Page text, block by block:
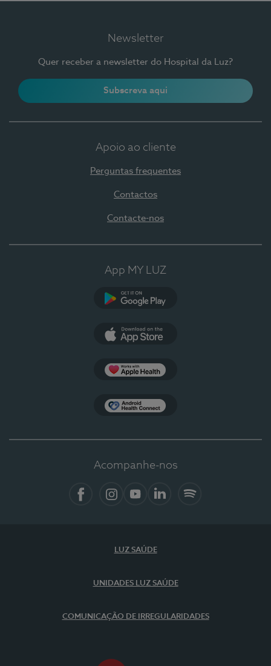
Newsletter
Quer receber a newsletter do Hospital da Luz?
Subscreva aqui
Apoio ao cliente
Perguntas frequentes
Contactos
Contacte-nos
App MY LUZ
Acompanhe-nos
LUZ SAÚDE
UNIDADES LUZ SAÚDE
COMUNICAÇÃO DE IRREGULARIDADES